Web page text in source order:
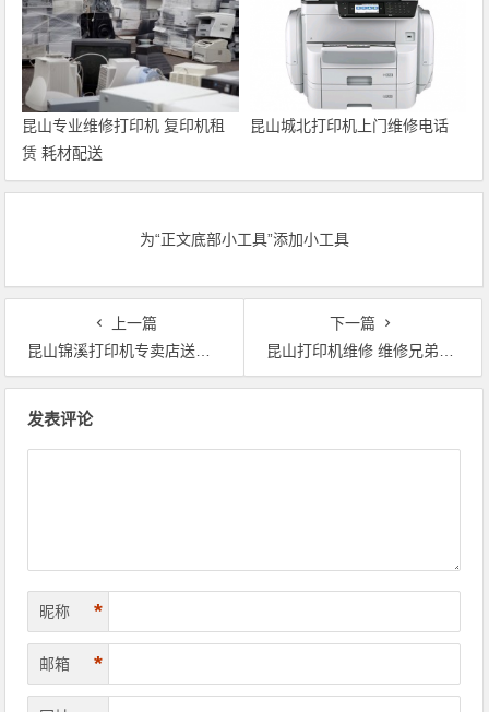
昆山专业维修打印机 复印机租
赁 耗材配送
昆山城北打印机上门维修电话
为“正文底部小工具”添加小工具
上一篇
昆山锦溪打印机专卖店送货上门维修安装服务
下一篇
昆山打印机维修 维修兄弟9020打印机提示卡纸 上门维修快速解决问题
发表评论
昵称 *
邮箱 *